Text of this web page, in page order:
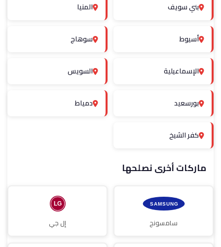
بني سويف المنيا
أسيوط سوهاج
الإسماعيلية السويس
بورسعيد دمياط
كفر الشيخ
ماركات أخرى نصلحها
سامسونج إل جي